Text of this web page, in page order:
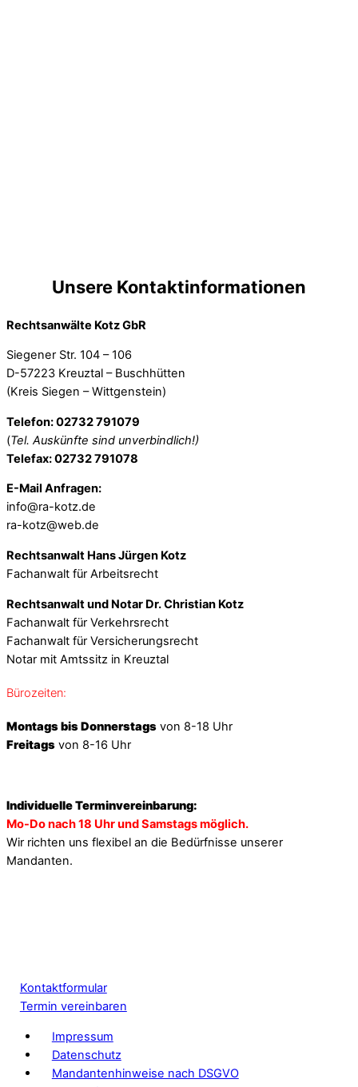
Unsere Kontaktinformationen
Rechtsanwälte Kotz GbR
Siegener Str. 104 – 106
D-57223 Kreuztal – Buschhütten
(Kreis Siegen – Wittgenstein)
Telefon: 02732 791079
(Tel. Auskünfte sind unverbindlich!)
Telefax: 02732 791078
E-Mail Anfragen:
info@ra-kotz.de
ra-kotz@web.de
Rechtsanwalt Hans Jürgen Kotz
Fachanwalt für Arbeitsrecht
Rechtsanwalt und Notar Dr. Christian Kotz
Fachanwalt für Verkehrsrecht
Fachanwalt für Versicherungsrecht
Notar mit Amtssitz in Kreuztal
Bürozeiten:
Montags bis Donnerstags von 8-18 Uhr
Freitags von 8-16 Uhr
Individuelle Terminvereinbarung:
Mo-Do nach 18 Uhr und Samstags möglich.
Wir richten uns flexibel an die Bedürfnisse unserer
Mandanten.
Kontaktformular
Termin vereinbaren
Impressum
Datenschutz
Mandantenhinweise nach DSGVO